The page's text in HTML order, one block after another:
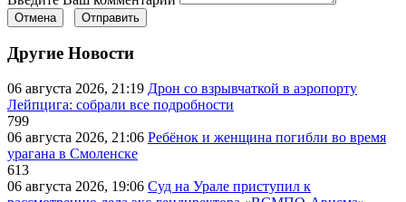
Отмена Отправить
Другие Новости
06 августа 2026, 21:19 Дрон со взрывчаткой в аэропорту
Лейпцига: собрали все подробности
799
06 августа 2026, 21:06 Ребёнок и женщина погибли во время
урагана в Смоленске
613
06 августа 2026, 19:06 Суд на Урале приступил к